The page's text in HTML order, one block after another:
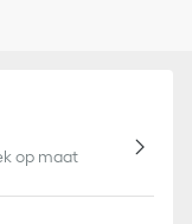
op maat